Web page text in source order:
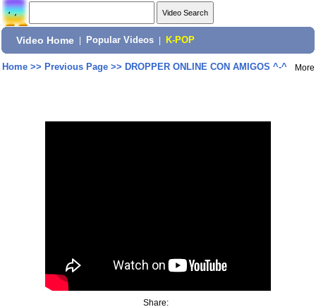
Video Home Popular Videos K-POP
Home>> Previous Page>> DROPPER ONLINE CON AMIGOS ^-^ More
Share: